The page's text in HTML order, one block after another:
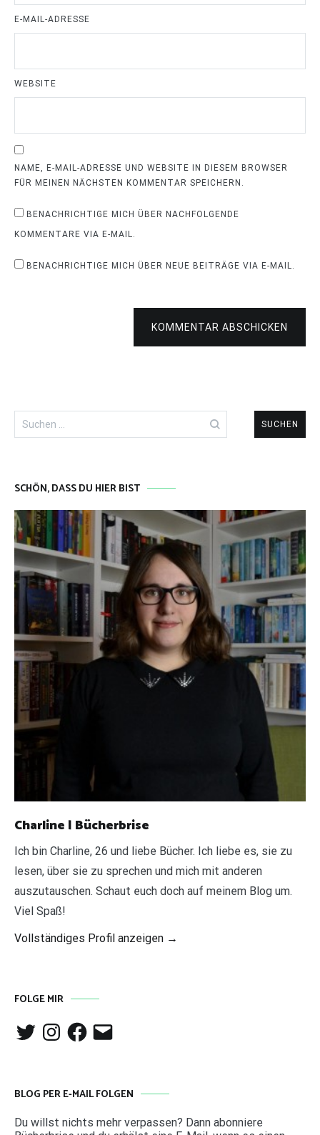
E-MAIL-ADRESSE
WEBSITE
NAME, E-MAIL-ADRESSE UND WEBSITE IN DIESEM BROWSER
FÜR MEINEN NÄCHSTEN KOMMENTAR SPEICHERN.
BENACHRICHTIGE MICH ÜBER NACHFOLGENDE
KOMMENTARE VIA E-MAIL.
BENACHRICHTIGE MICH ÜBER NEUE BEITRÄGE VIA E-MAIL.
KOMMENTAR ABSCHICKEN
nach:
SCHÖN, DASS DU HIER BIST
Charline | Bücherbrise
Ich bin Charline, 26 und liebe Bücher. Ich liebe es, sie zu
lesen, über sie zu sprechen und mich mit anderen
auszutauschen. Schaut euch doch auf meinem Blog um.
Viel Spaß!
Vollständiges Profil anzeigen →
FOLGE MIR
TwitterInstagramFacebook
E-
Mail
BLOG PER E-MAIL FOLGEN
Du willst nichts mehr verpassen? Dann abonniere